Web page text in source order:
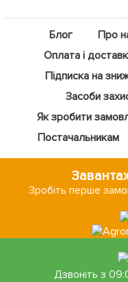
Блог Про
Оплата і
Підписка на
Засоби
Як зробити
Постачальникам
Зробіть перше
Дзвоніть з